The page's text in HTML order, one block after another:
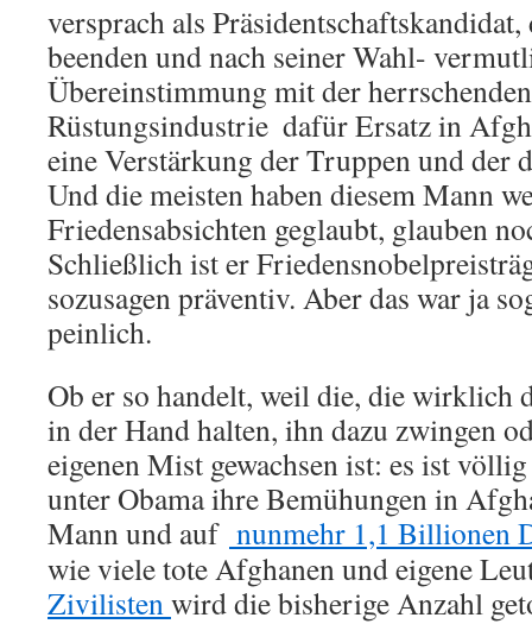
versprach als
beenden und nach seiner Wahl-
Übereinstimmung mit der
Rüstungsindustrie  dafür Ersatz in
eine Verstärkung der Truppen und der
Und die meisten haben diesem Mann
Friedensabsichten geglaubt, glauben
Schließlich ist er
sozusagen präventiv. Aber das war ja
peinlich.
Ob er so handelt, weil die, die wirklich
in der Hand halten, ihn dazu zwingen
eigenen Mist gewachsen ist: es ist
unter Obama ihre Bemühungen in
Mann und auf nunmehr 1,1 Billionen
wie viele tote Afghanen und eigene
Zivilistenwird die bisherige Anzahl